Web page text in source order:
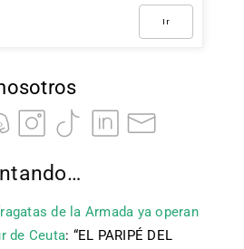
Ir
de la Armada ya operan
de Ceuta: “EL PARIPÉ DEL